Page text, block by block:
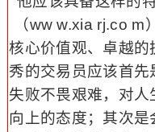
（ww w.xia rj.co m
核心价值观、卓越
秀的交易员应该首
失败不畏艰难，对
向上的态度；其次